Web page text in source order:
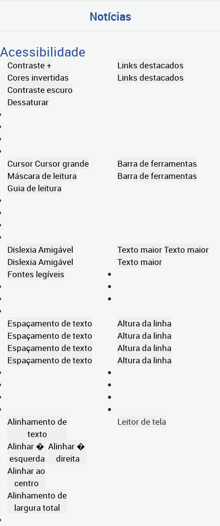
Notícias
Acessibilidade
Contraste +
Cores invertidas
Contraste escuro
Dessaturar
Links destacados
Links destacados
Cursor Cursor grande
Máscara de leitura
Guia de leitura
Barra de ferramentas
Barra de ferramentas
Dislexia Amigável
Dislexia Amigável
Fontes legíveis
Texto maiorTexto maior
Texto maior
Espaçamento de texto
Espaçamento de texto
Espaçamento de texto
Espaçamento de texto
Altura da linha
Altura da linha
Altura da linha
Altura da linha
Alinhamento de
texto
Alinhar �
esquerda
Alinhar �
direita
Alinhar ao
centro
Alinhamento de
largura total
Leitor de tela